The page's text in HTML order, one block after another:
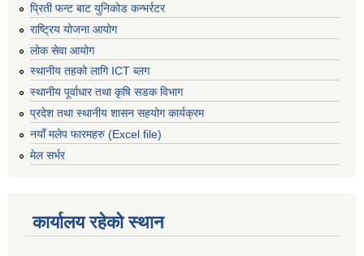
प्रिती फन्ट बाट युनिकोड कन्भर्रटर
राष्ट्रिय योजना आयोग
लोक सेवा आयोग
स्थानीय तहको लागि ICT ब्लग
स्थानीय पूर्वाधार तथा कृषि सडक विभाग
प्रदेश तथा स्थानीय शासन सहयोग कार्यक्रम
नयाँ मलेप फारमहरु (Excel file)
मेल सर्भर
कार्यालय रहेको स्थान